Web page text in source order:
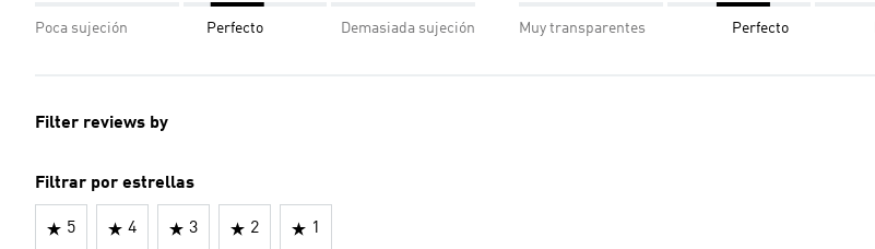
Poca sujeción Perfecto Demasiada sujeción Muy transparentes Perfecto
Filter reviews by
Filtrar por estrellas
5 4 3 2 1